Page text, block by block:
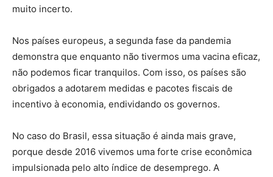
muito incerto.
Nos países europeus, a segunda fase da pandemia
demonstra que enquanto não tivermos uma vacina eficaz,
não podemos ficar tranquilos. Com isso, os países são
obrigados a adotarem medidas e pacotes fiscais de
incentivo à economia, endividando os governos.
No caso do Brasil, essa situação é ainda mais grave,
porque desde 2016 vivemos uma forte crise econômica
impulsionada pelo alto índice de desemprego. A